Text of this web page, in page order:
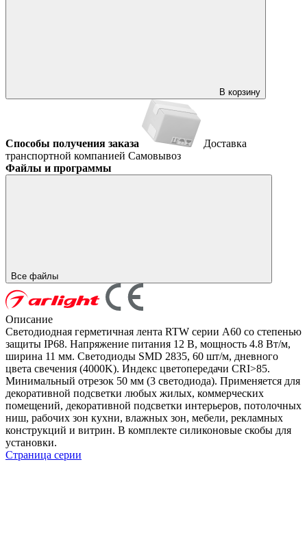
В корзину
Способы получения заказа
Доставка
транспортной компанией Самовывоз
Файлы и программы
Все файлы
Описание
Светодиодная герметичная лента RTW серии A60 со степенью
защиты IP68. Напряжение питания 12 В, мощность 4.8 Вт/м,
ширина 11 мм. Светодиоды SMD 2835, 60 шт/м, дневного
цвета свечения (4000K). Индекс цветопередачи CRI>85.
Минимальный отрезок 50 мм (3 светодиода). Применяется для
декоративной подсветки любых жилых, коммерческих
помещений, декоративной подсветки интерьеров, потолочных
ниш, рабочих зон кухни, влажных зон, мебели, рекламных
конструкций и витрин. В комплекте силиконовые скобы для
установки.
Страница серии